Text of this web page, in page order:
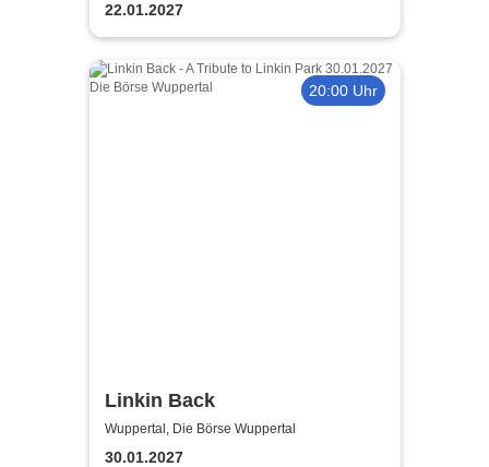
22.01.2027
20:00 Uhr
Linkin Back
Wuppertal, Die Börse Wuppertal
30.01.2027